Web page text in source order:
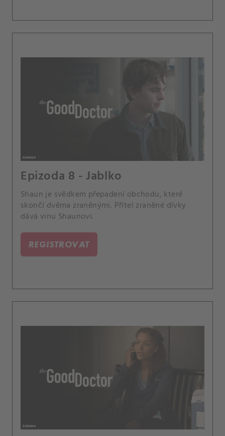
Epizoda 8 - Jablko
Shaun je svědkem přepadení obchodu, které
skončí dvěma zraněnými. Přítel zraněné dívky
dává vinu Shaunovi.
REGISTROVAT